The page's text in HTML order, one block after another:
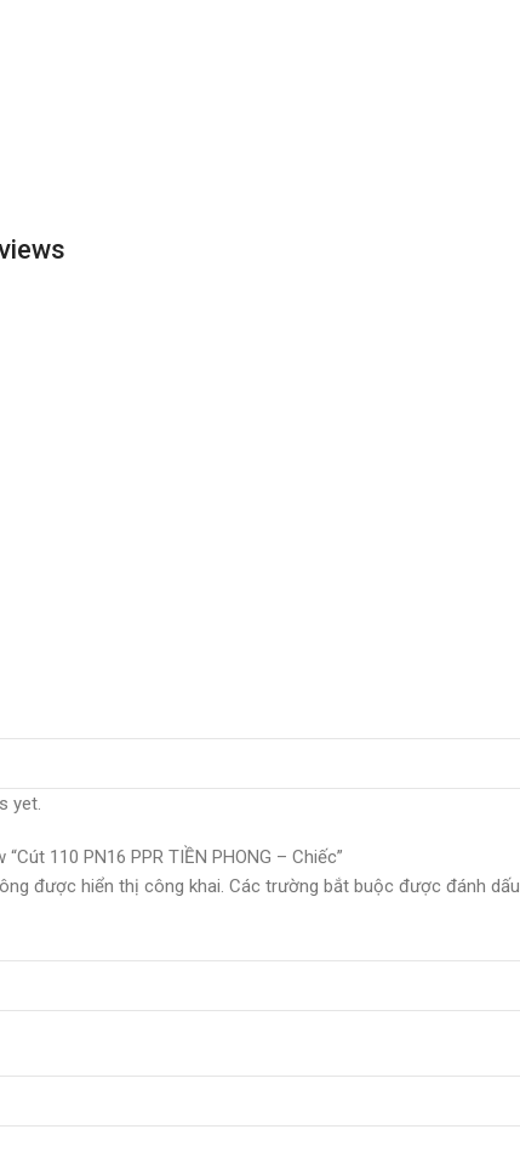
yet.
110 PN16 PPR TIỀN PHONG – Chiếc”
được hiển thị công khai. Các trường bắt buộc được đánh dấu